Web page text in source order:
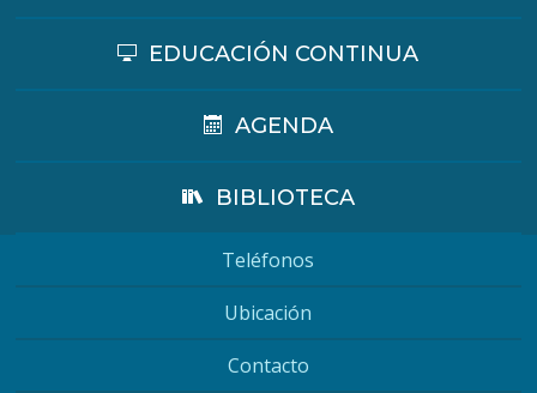
EDUCACIÓN CONTINUA
AGENDA
BIBLIOTECA
Teléfonos
Ubicación
Contacto